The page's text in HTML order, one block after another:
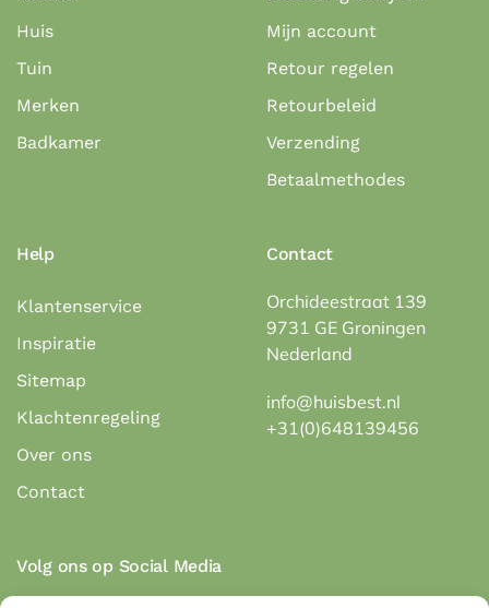
Huis
Tuin
Merken
Badkamer
Mijn account
Retour regelen
Retourbeleid
Verzending
Betaalmethodes
Help
Klantenservice
Inspiratie
Sitemap
Klachtenregeling
Over ons
Contact
Contact
Orchideestraat 139
9731 GE Groningen
Nederland
info@huisbest.nl
+31(0)648139456
Volg ons op Social Media